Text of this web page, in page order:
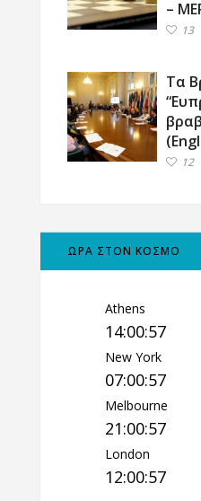
–
13
Τα
12
ΩΡΑ ΣΤΟΝ ΚΟΣΜΟ
Athens
14:00:58
New York
07:00:58
Melbourne
21:00:58
London
12:00:58